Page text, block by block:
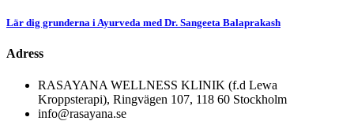
Lär dig grunderna i Ayurveda med Dr. Sangeeta Balaprakash
Adress
RASAYANA WELLNESS KLINIK (f.d Lewa
Kroppsterapi), Ringvägen 107, 118 60 Stockholm
info@rasayana.se